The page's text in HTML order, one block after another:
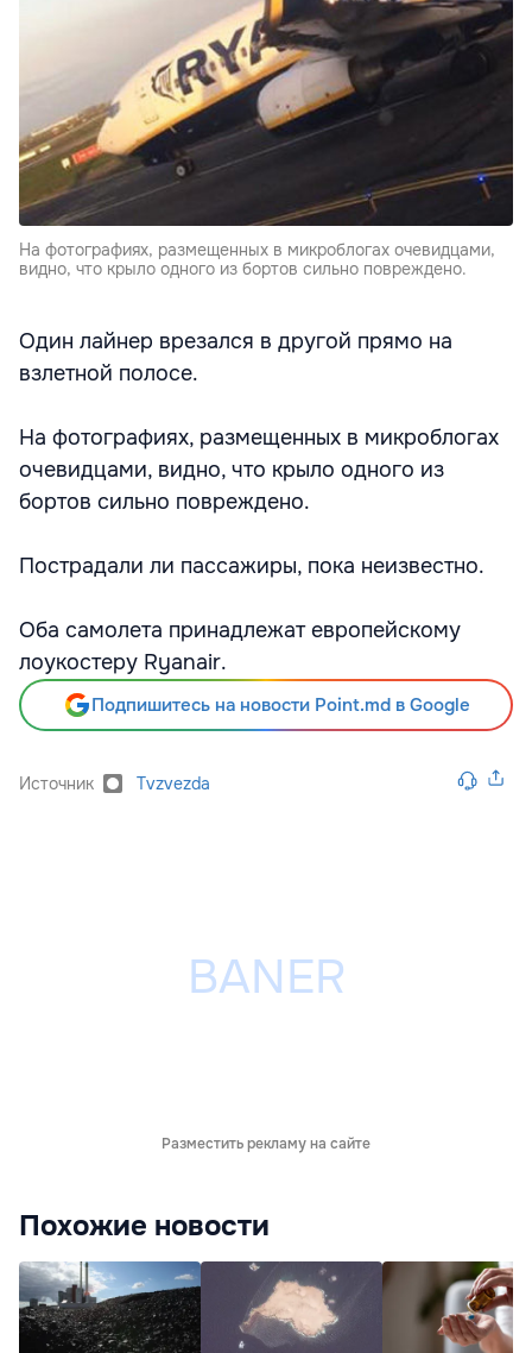
На фотографиях, размещенных в микроблогах очевидцами,
видно, что крыло одного из бортов сильно повреждено.
Один лайнер врезался в другой прямо на
взлетной полосе.
На фотографиях, размещенных в микроблогах
очевидцами, видно, что крыло одного из
бортов сильно повреждено.
Пострадали ли пассажиры, пока неизвестно.
Оба самолета принадлежат европейскому
лоукостеру Ryanair.
Подпишитесь на новости Point.md в Google
Источник Tvzvezda
Разместить рекламу на сайте
Похожие новости